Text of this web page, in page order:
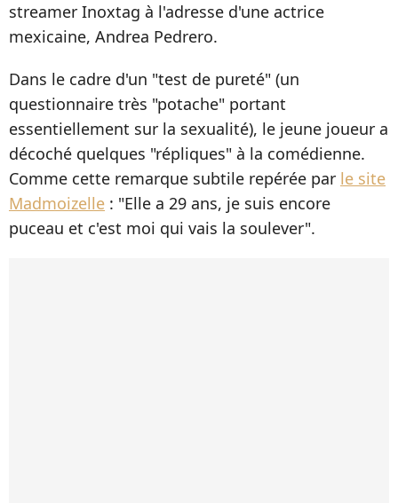
streamer Inoxtag à l'adresse d'une actrice
mexicaine, Andrea Pedrero.
Dans le cadre d'un "test de pureté" (un
questionnaire très "potache" portant
essentiellement sur la sexualité), le jeune joueur a
décoché quelques "répliques" à la comédienne.
Comme cette remarque subtile repérée par le site
Madmoizelle : "Elle a 29 ans, je suis encore
puceau et c'est moi qui vais la soulever".